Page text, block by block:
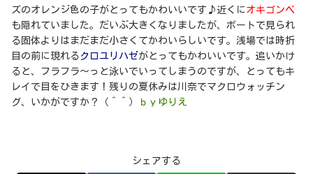
ズのオレンジ色の子がとってもかわいいです♪近くに オキゴンベ
も隠れていました。だいぶ大きくなりましたが、ボートで見られ
る固体よりはまだまだ小さくてかわいらしいです。浅場では時折
目の前に現れる クロユリハゼがとってもかわいいです。追いかけ
ると、フラフラ～っと泳いでいってしまうのですが、とってもキ
レイで目をひきます！残りの夏休みは川奈でマクロウォッチン
グ、いかがですか？（＾＾）
ｂｙゆりえ
シェアする